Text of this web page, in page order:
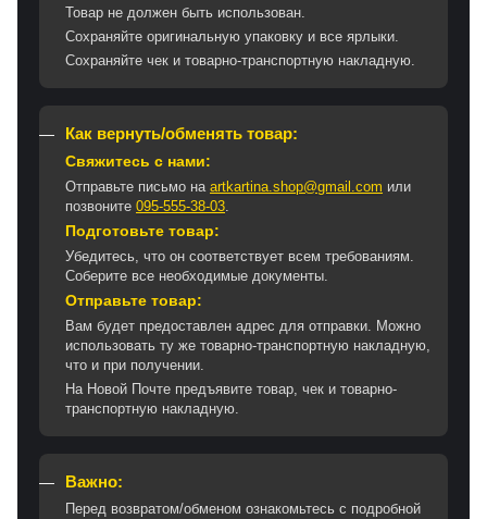
Товар не должен быть использован.
Сохраняйте оригинальную упаковку и все ярлыки.
Сохраняйте чек и товарно-транспортную накладную.
Как вернуть/обменять товар:
Свяжитесь с нами:
Отправьте письмо на artkartina.shop@gmail.com или
позвоните 095-555-38-03.
Подготовьте товар:
Убедитесь, что он соответствует всем требованиям.
Соберите все необходимые документы.
Отправьте товар:
Вам будет предоставлен адрес для отправки. Можно
использовать ту же товарно-транспортную накладную,
что и при получении.
На Новой Почте предъявите товар, чек и товарно-
транспортную накладную.
Важно:
Перед возвратом/обменом ознакомьтесь с подробной